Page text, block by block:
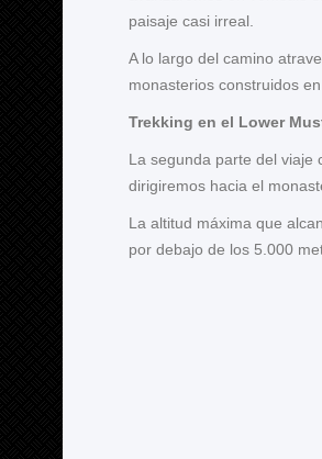
paisaje casi irreal.
A lo largo del camino
monasterios construidos
Trekking en el Lower
La segunda parte del viaje
dirigiremos hacia el
La altitud máxima que
por debajo de los 5.000